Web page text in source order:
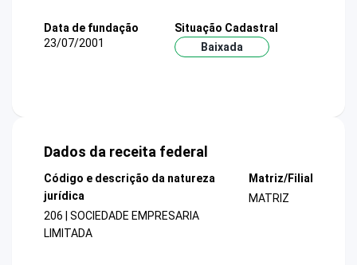
Data de fundação
23/07/2001
Situação Cadastral
Baixada
Dados da receita federal
Código e descrição da natureza
jurídica
206 | SOCIEDADE EMPRESARIA
LIMITADA
Matriz/Filial
MATRIZ